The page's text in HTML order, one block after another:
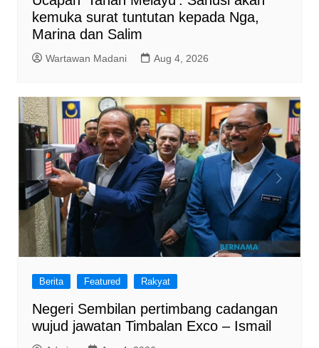
kemuka surat tuntutan kepada Nga,
Marina dan Salim
Wartawan Madani Aug 4, 2026
Berita Featured Rakyat
Negeri Sembilan pertimbang cadangan
wujud jawatan Timbalan Exco – Ismail